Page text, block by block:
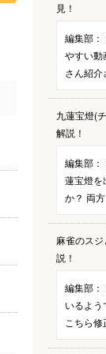
見！
編集部：
やすい動
さん紹
九蓮宝燈(
解説！
編集部：
蓮宝燈を
か？ 両
麻雀のス
説！
編集部：
いるよう
こちら